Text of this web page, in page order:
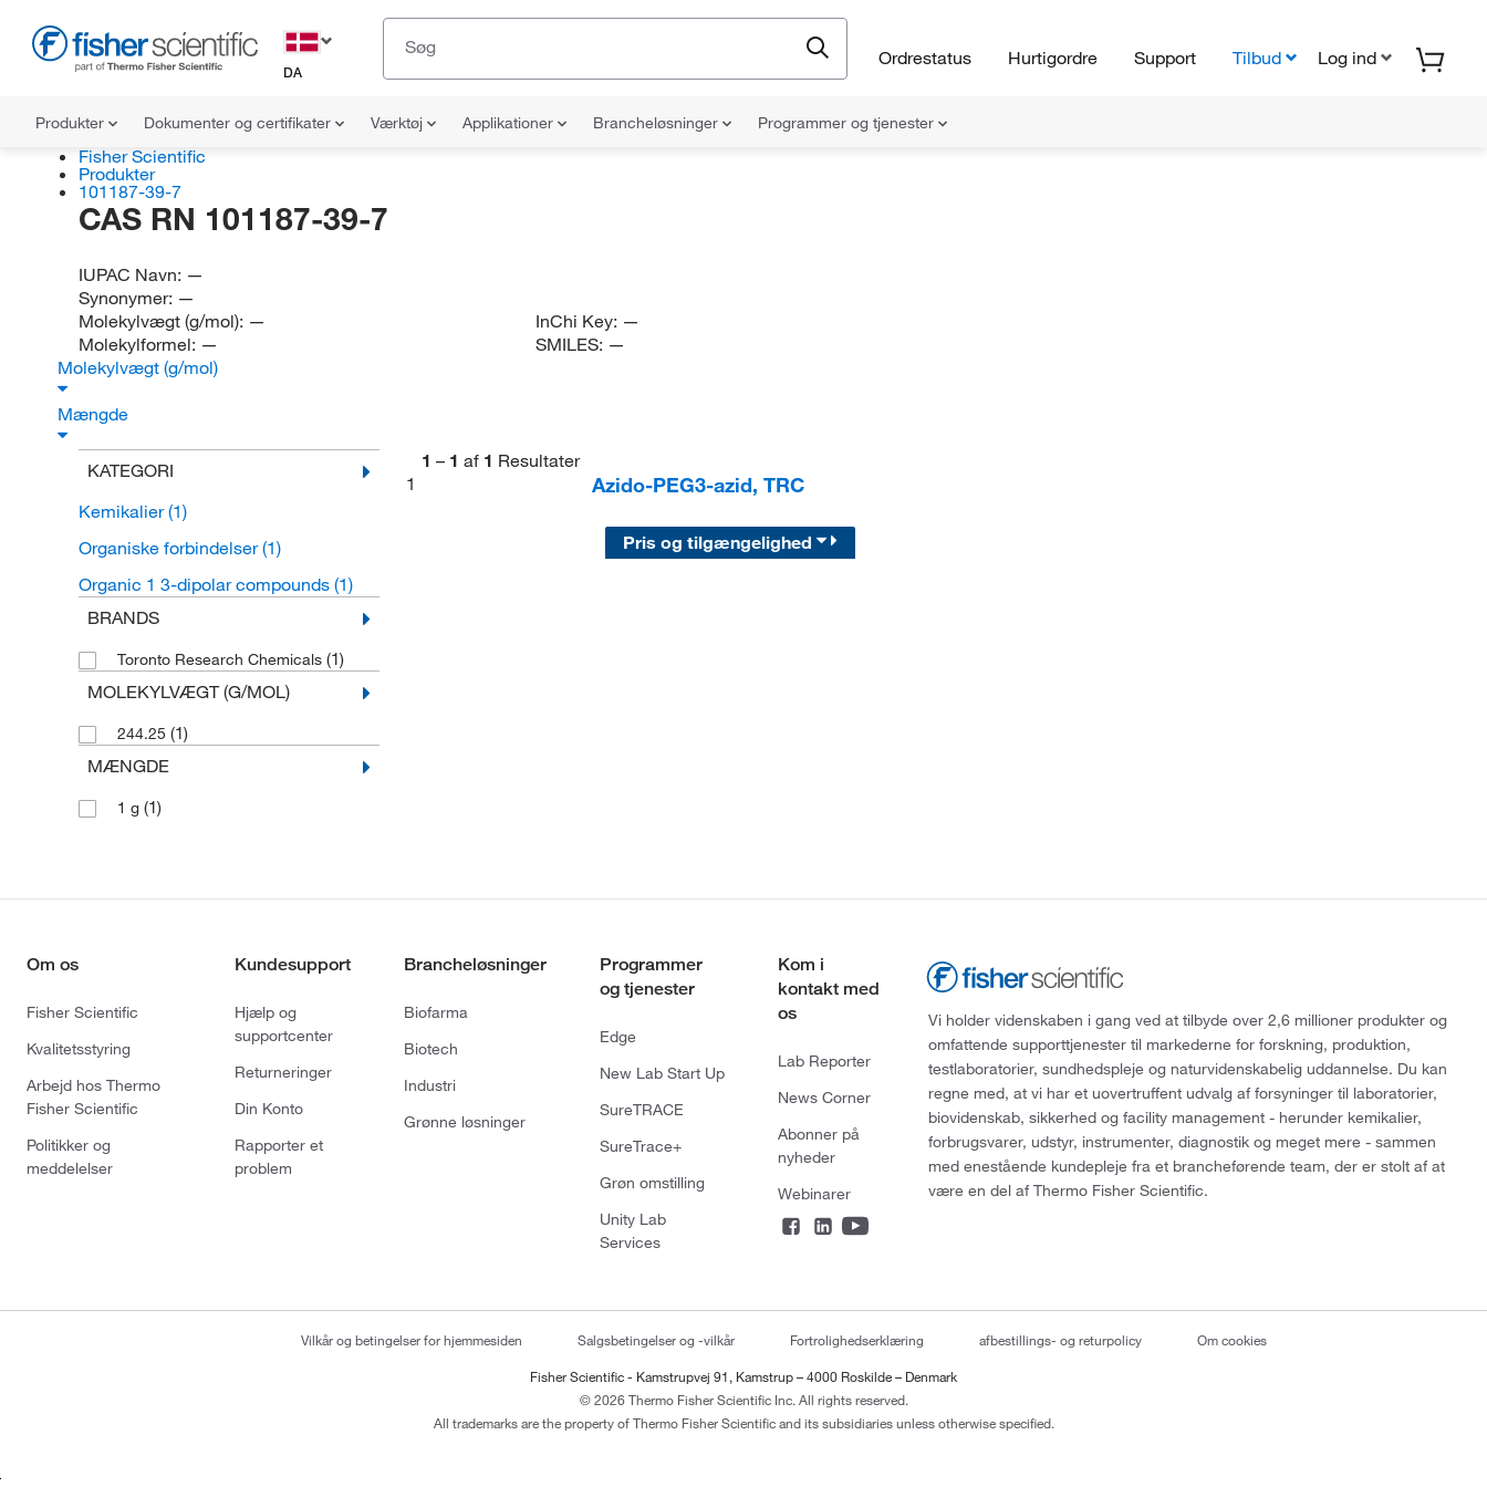
DA
Ordrestatus Hurtigordre Support Tilbud Log ind
Produkter Dokumenter og certifikater Værktøj Applikationer Brancheløsninger Programmer og tjenester
Fisher Scientific
Produkter
101187-39-7
CAS RN 101187-39-7
IUPAC Navn: —
Synonymer: —
Molekylvægt (g/mol): —
Molekylformel: —
InChi Key: —
SMILES: —
Molekylvægt (g/mol)
Mængde
KATEGORI
Kemikalier(1)
Organiske forbindelser(1)
Organic 1 3-dipolar compounds (1)
BRANDS
Toronto Research Chemicals (1)
MOLEKYLVÆGT (G/MOL)
244.25 (1)
MÆNGDE
1 g (1)
1 – 1 af 1 Resultater
1
Azido-PEG3-azid, TRC
Pris og tilgængelighed
Om os
Fisher Scientific
Kvalitetsstyring
Arbejd hos Thermo
Fisher Scientific
Politikker og
meddelelser
Kundesupport
Hjælp og
supportcenter
Returneringer
Din Konto
Rapporter et
problem
Brancheløsninger
Biofarma
Biotech
Industri
Grønne løsninger
Programmer
og tjenester
Edge
New Lab Start Up
SureTRACE
SureTrace+
Grøn omstilling
Unity Lab
Services
Kom i
kontakt med
os
Lab Reporter
News Corner
Abonner på
nyheder
Webinarer
Vi holder videnskaben i gang ved at tilbyde over 2,6 millioner produkter og
omfattende supporttjenester til markederne for forskning, produktion,
testlaboratorier, sundhedspleje og naturvidenskabelig uddannelse. Du kan
regne med, at vi har et uovertruffent udvalg af forsyninger til laboratorier,
biovidenskab, sikkerhed og facility management - herunder kemikalier,
forbrugsvarer, udstyr, instrumenter, diagnostik og meget mere - sammen
med enestående kundepleje fra et brancheførende team, der er stolt af at
være en del af Thermo Fisher Scientific.
Vilkår og betingelser for hjemmesiden Salgsbetingelser og -vilkår Fortrolighedserklæring afbestillings- og returpolicy Om cookies
Fisher Scientific - Kamstrupvej 91, Kamstrup – 4000 Roskilde – Denmark
© 2026 Thermo Fisher Scientific Inc. All rights reserved.
All trademarks are the property of Thermo Fisher Scientific and its subsidiaries unless otherwise specified.